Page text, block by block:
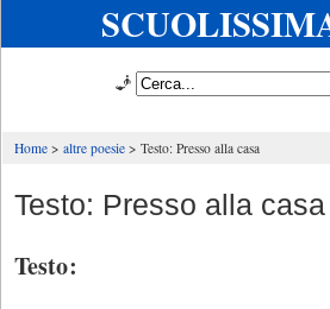
🧞
Home altre poesie Testo: Presso alla casa
Testo: Presso alla casa
Testo: